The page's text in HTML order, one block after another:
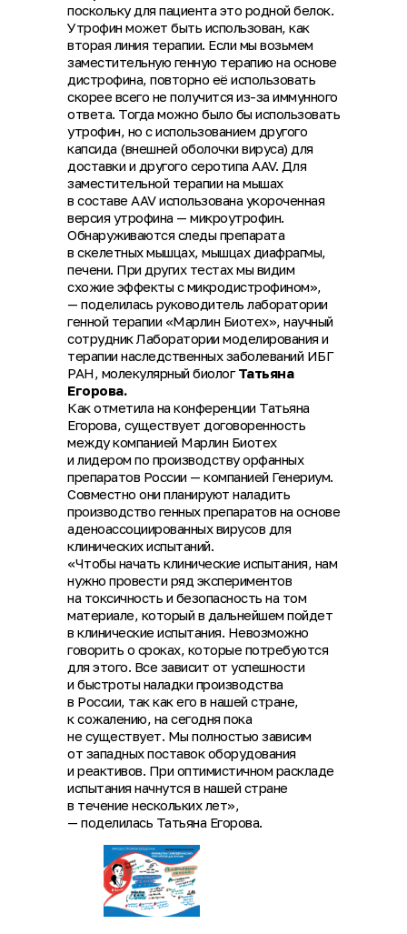
поскольку для пациента это родной белок.
Утрофин может быть использован, как
вторая линия терапии. Если мы возьмем
заместительную генную терапию на основе
дистрофина, повторно её использовать
скорее всего не получится из-за иммунного
ответа. Тогда можно было бы использовать
утрофин, но с использованием другого
капсида (внешней оболочки вируса) для
доставки и другого серотипа AAV. Для
заместительной терапии на мышах
в составе AAV использована укороченная
версия утрофина — микроутрофин.
Обнаруживаются следы препарата
в скелетных мышцах, мышцах диафрагмы,
печени. При других тестах мы видим
схожие эффекты с микродистрофином»,
— поделилась руководитель лаборатории
генной терапии «Марлин Биотех», научный
сотрудник Лаборатории моделирования и
терапии наследственных заболеваний ИБГ
РАН, молекулярный биологТатьяна
Егорова.
Как отметила на конференции Татьяна
Егорова, существует договоренность
между компанией Марлин Биотех
и лидером по производству орфанных
препаратов России — компанией Генериум.
Совместно они планируют наладить
производство генных препаратов на основе
аденоассоциированных вирусов для
клинических испытаний.
«Чтобы начать клинические испытания, нам
нужно провести ряд экспериментов
на токсичность и безопасность на том
материале, который в дальнейшем пойдет
в клинические испытания. Невозможно
говорить о сроках, которые потребуются
для этого. Все зависит от успешности
и быстроты наладки производства
в России, так как его в нашей стране,
к сожалению, на сегодня пока
не существует. Мы полностью зависим
от западных поставок оборудования
и реактивов. При оптимистичном раскладе
испытания начнутся в нашей стране
в течение нескольких лет»,
— поделилась Татьяна Егорова.